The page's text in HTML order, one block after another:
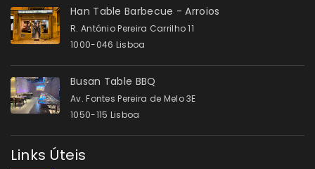
Han Table Barbecue - Arroios
R. António Pereira Carrilho 11
1000-046 Lisboa
Busan Table BBQ
Av. Fontes Pereira de Melo 3E
1050-115 Lisboa
Links Úteis